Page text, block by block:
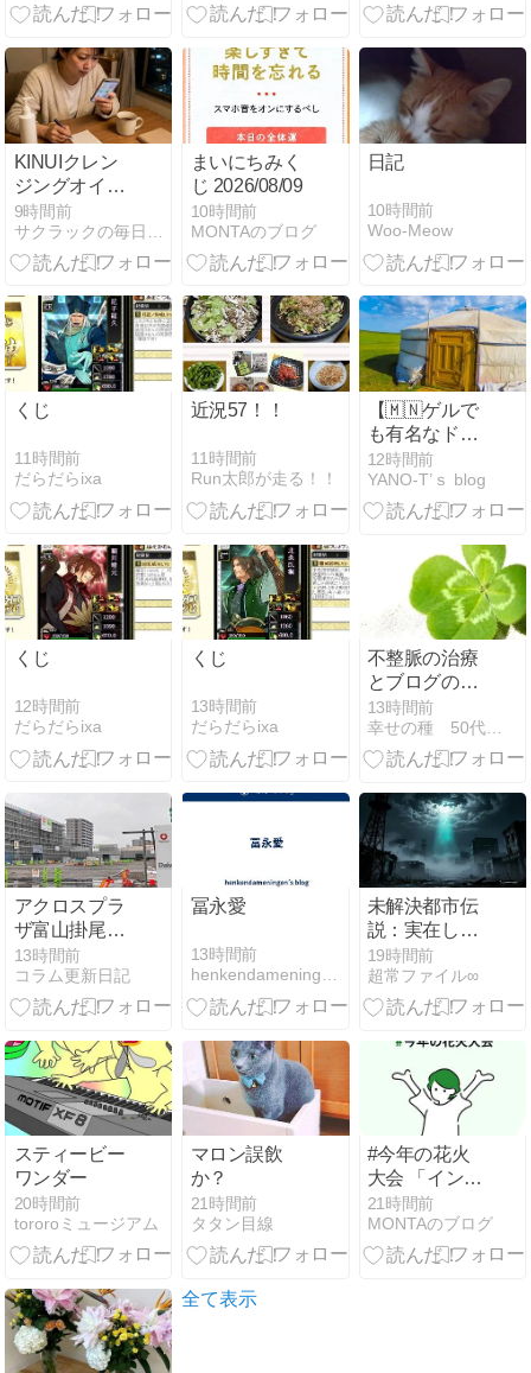
KINUIクレン
ジングオイル
は公式・楽
天・Amazon
のどこで買
の選び方
9時間前
まいにちみく
じ 2026/08/09
10時間前
MONTAのブログ
日記
10時間前
Woo-Meow
くじ
11時間前
だらだらixa
近況57！！
11時間前
Run太郎が走る！！
【🇲🇳ゲルで
も有名なドラ
マの聖地「モ
ンゴル」を妄
想旅🧳】旅系
ーツ さんと、
どこにでも行
くドスコイ さ
んを迎え「モ
ンゴル」を妄
想旅⁉️ ≪めち
ゃ推し
YouTube≫
12時間前
YANO-T’ｓ blog
くじ
12時間前
だらだらixa
くじ
13時間前
だらだらixa
不整脈の治療
とブログの記
録
13時間前
アクロスプラ
ザ富山掛尾に
動き アルプラ
フーズマーケ
ットは9月18
13時間前
コラム更新日記
冨永愛
13時間前
henkendameningen’s blog
未解決都市伝
説：実在した
かもしれない
超常現象の真
相
19時間前
超常ファイル∞
スティービー
ワンダー
20時間前
tororoミュージアム
マロン誤飲
か？
21時間前
タタン目線
#今年の花火
大会 「インス
タ
2026/08/01」
21時間前
MONTAのブログ
全て表示